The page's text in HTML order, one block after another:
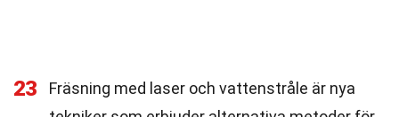
23
Fräsning med laser och vattenstråle är nya